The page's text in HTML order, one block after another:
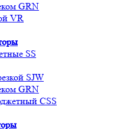
GRN
VR
SS
SJW
GRN
CSS